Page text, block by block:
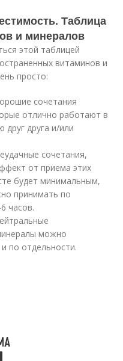
Таблица
и минералов
этой таблицей
витаминов и
просто:
сочетания
отлично работают в
друг друга и/или
сочетания,
от приема этих
будет минимальным,
принимать по
часов.
можно
по отдельности.